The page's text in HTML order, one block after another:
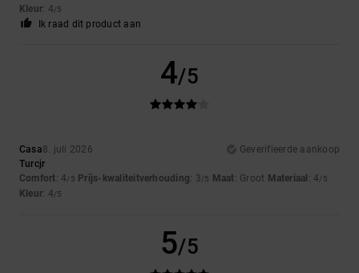
Kleur: 4/5
Ik raad dit product aan
4/5
Casa8. juli 2026
Geverifieerde aankoop
Turcjr
Comfort: 4/5 Prijs-kwaliteitverhouding: 3/5 Maat: Groot Materiaal : 4/5
Kleur: 4/5
5/5